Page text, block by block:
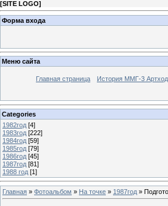
[SITE LOGO]
Форма входа
Меню сайта
Главная страница История ММГ-3
Categories
1982год [4]
1983год [222]
1984год [59]
1985год [79]
1986год [45]
1987год [81]
1988 год [1]
Главная » Фотоальбом » На точке » 1987год »